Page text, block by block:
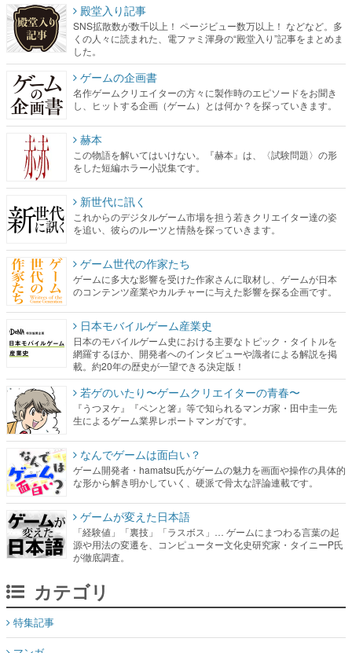
ゲームの企画書
名作ゲームクリエイターの方々に製作時のエピソードをお聞き
し、ヒットする企画（ゲーム）とは何か？を探っていきます。
赫本
この物語を解いてはいけない。『赫本』は、〈試験問題〉の形
をした短編ホラー小説集です。
新世代に訊く
これからのデジタルゲーム市場を担う若きクリエイター達の姿
を追い、彼らのルーツと情熱を探っていきます。
ゲーム世代の作家たち
ゲームに多大な影響を受けた作家さんに取材し、ゲームが日本
のコンテンツ産業やカルチャーに与えた影響を探る企画です。
日本モバイルゲーム産業史
日本のモバイルゲーム史における主要なトピック・タイトルを
網羅するほか、開発者へのインタビューや識者による解説を掲
若ゲのいたり〜ゲームクリエイターの青春〜
『うつヌケ』『ペンと箸』等で知られるマンガ家・田中圭一先
生によるゲーム業界レポートマンガです。
なんでゲームは面白い？
ゲーム開発者・hamatsu氏がゲームの魅力を画面や操作の具体的
な形から解き明かしていく、硬派で骨太な評論連載です。
ゲームが変えた日本語
「経験値」「裏技」「ラスボス」… ゲームにまつわる言葉の起
源や用法の変遷を、コンピューター文化史研究家・タイニーP氏
カテゴリ
マンガ
女性向け